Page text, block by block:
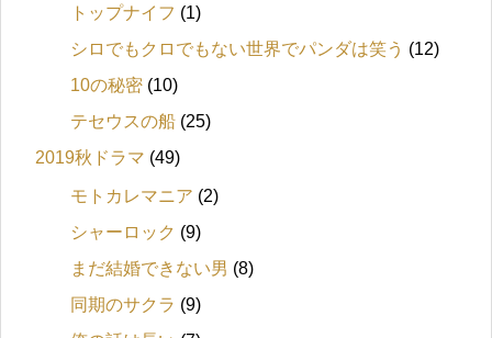
トップナイフ (1)
シロでもクロでもない世界でパンダは笑う (12)
10の秘密 (10)
テセウスの船 (25)
2019秋ドラマ (49)
モトカレマニア (2)
シャーロック (9)
まだ結婚できない男 (8)
同期のサクラ (9)